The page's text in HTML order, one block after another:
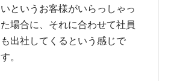
いというお客様がいらっしゃっ
た場合に、それに合わせて社員
も出社してくるという感じで
す。